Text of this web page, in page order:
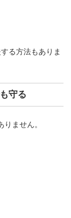
る方法もありま
守る
ません。